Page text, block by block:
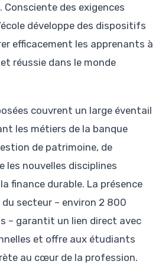
des exigences
développe des dispositifs
efficacement les apprenants à
réussie dans le monde
couvrent un large éventail
les métiers de la banque
de patrimoine, de
les nouvelles disciplines
finance durable. La présence
secteur – environ 2 800
– garantit un lien direct avec
et offre aux étudiants
au cœur de la profession.